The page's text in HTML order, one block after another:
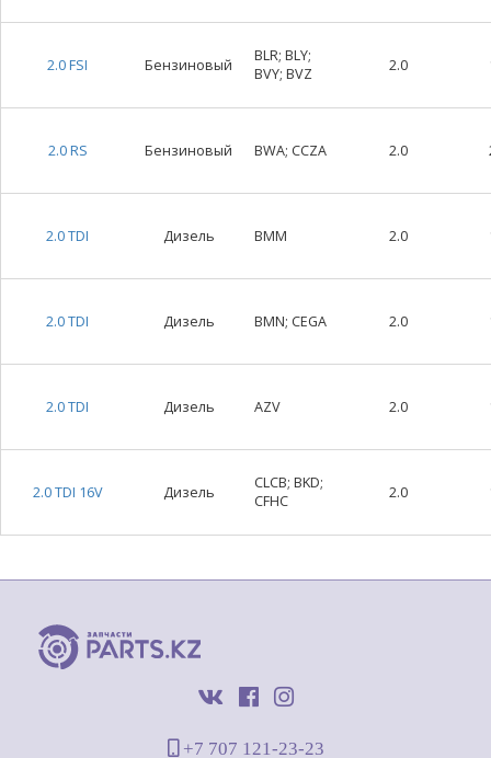
2.0 FSI Бензиновый
BLR; BLY;
BVY; BVZ
2.0
2.0 RS Бензиновый BWA; CCZA 2.0
2.0 TDI Дизель BMM 2.0
2.0 TDI Дизель BMN; CEGA 2.0
2.0 TDI Дизель AZV 2.0
2.0 TDI 16V Дизель
CLCB; BKD;
CFHC
2.0
+7 707 121-23-23